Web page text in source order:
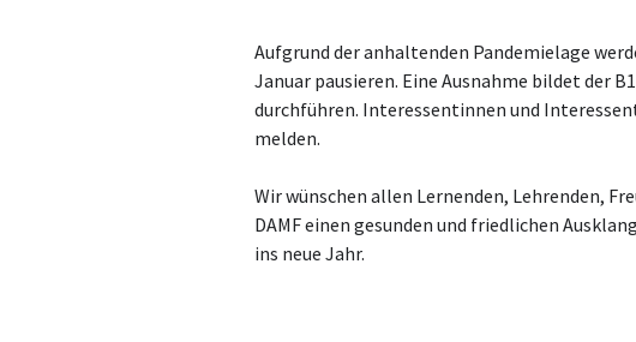
Aufgrund der anhaltenden Pandemielage
Januar pausieren. Eine Ausnahme bildet der
durchführen. Interessentinnen und
melden.
Wir wünschen allen Lernenden, Lehrenden,
DAMF einen gesunden und friedlichen
ins neue Jahr.